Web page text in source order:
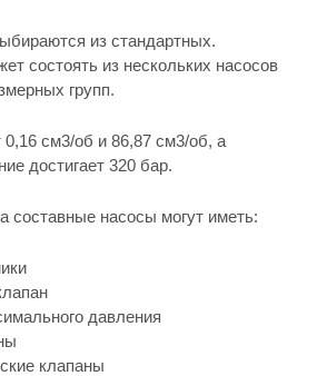
из стандартных.
состоять из нескольких насосов
групп.
см3/об и 86,87 см3/об, а
достигает 320 бар.
составные насосы могут иметь:
давления
клапаны